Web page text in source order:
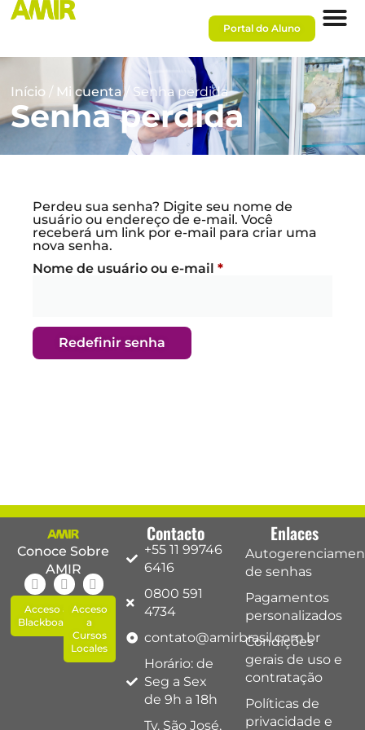
Portal do Aluno
Início / Mi cuenta/ Senha perdida
Senha perdida
Perdeu sua senha? Digite seu nome de
usuário ou endereço de e-mail. Você
receberá um link por e-mail para criar uma
nova senha.
Nome de usuário ou e-mail *
Redefinir senha
Conoce Sobre
AMIR
Acceso a
Blackboard
Acceso
a
Cursos
Locales
Contacto
+55 11 99746
6416
0800 591
4734
contato@amirbrasil.com.br
Horário: de
Seg a Sex
de 9h a 18h
Tv. São José,
Enlaces
de senhas
Pagamentos
personalizados
Condições
gerais de uso e
contratação
Políticas de
privacidade e